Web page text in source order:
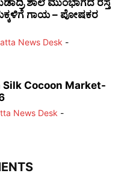
ಗಾಯ – ಪೋಷಕರ
News Desk -
Cocoon Market-
News Desk -